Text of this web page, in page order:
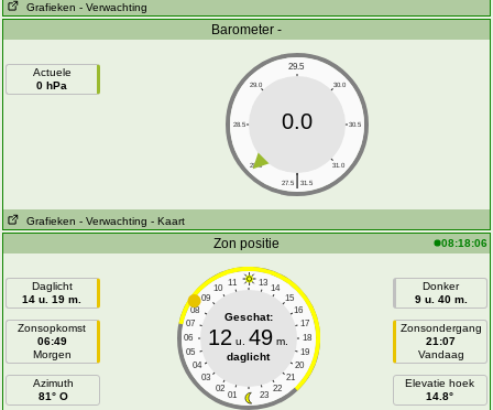
Grafieken - Verwachting
Barometer -
Actuele
0 hPa
29.5
29.0 30.0
28.5 30.5
28.0 31.0
|
27.5 31.5
0.0
Grafieken - Verwachting - Kaart
Zon positie 08:18:06
Daglicht
14 u. 19 m.
Zonsopkomst
06:49
Morgen
Azimuth
81° O
11 13
10
14
09
15
08
16
07
17
06
18
05
19
04
20
03
21
02
22
01 23
Geschat:
12 u.49 m.
daglicht
Donker
9 u. 40 m.
Zonsondergang
21:07
Vandaag
Elevatie hoek
14.8°